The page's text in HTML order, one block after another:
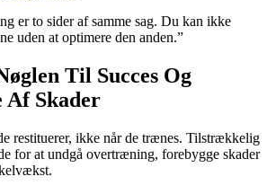
er to sider af samme sag. Du kan ikke
uden at optimere den anden.”
Til Succes Og
Af Skader
restituerer, ikke når de trænes. Tilstrækkelig
for at undgå overtræning, forebygge skader